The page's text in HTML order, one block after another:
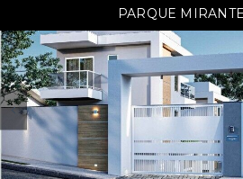
PARQUE